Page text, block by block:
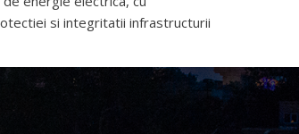
si integritatii infrastructurii